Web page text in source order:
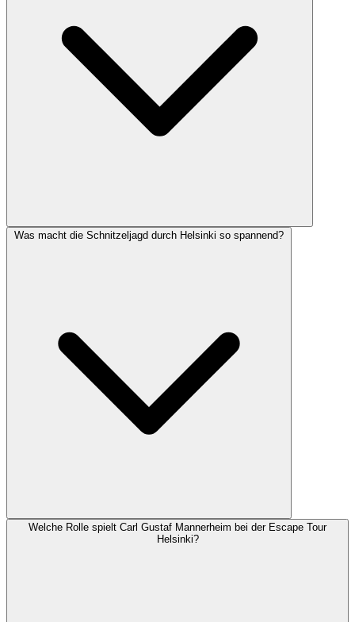
Was macht die Schnitzeljagd durch Helsinki so spannend?
Welche Rolle spielt Carl Gustaf Mannerheim bei der Escape Tour
Helsinki?